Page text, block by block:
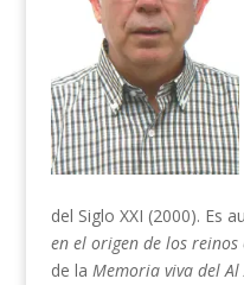
del Siglo XXI (2000). Es
en el origen de los
de la Memoria viva del Al